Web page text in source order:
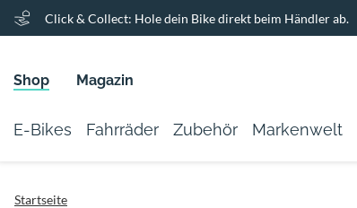
Click & Collect: Hole dein Bike direkt beim Händler ab.
Shop Magazin
E-Bikes Fahrräder Zubehör Markenwelt
Startseite